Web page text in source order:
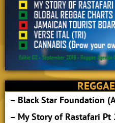
– Black Star Foundation
– My Story of Rastafari Pt